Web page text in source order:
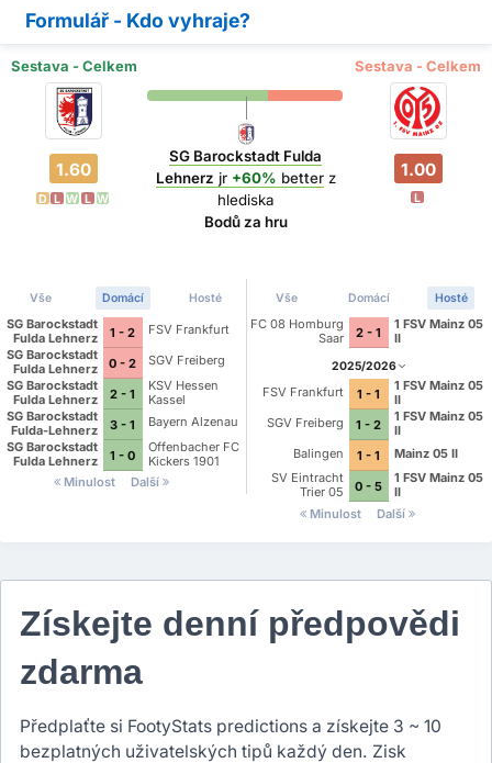
Formulář - Kdo vyhraje?
Sestava - Celkem Sestava - Celkem
1.60
D L W L W
SG Barockstadt Fulda
Lehnerz jr +60% betterz
hlediska
Bodů za hru
1.00
L
Vše Domácí Hosté
SG Barockstadt
Fulda Lehnerz
1 - 2
FSV Frankfurt
SG Barockstadt
Fulda Lehnerz
0 - 2
SGV Freiberg
SG Barockstadt
Fulda Lehnerz
2 - 1
KSV Hessen
Kassel
SG Barockstadt
Fulda-Lehnerz
3 - 1
Bayern Alzenau
SG Barockstadt
Fulda Lehnerz
1 - 0
Offenbacher FC
Kickers 1901
Minulost
Další
Vše Domácí Hosté
FC 08 Homburg
Saar
2 - 1
1 FSV Mainz 05
II
2025/2026
FSV Frankfurt 1 - 1
1 FSV Mainz 05
II
SGV Freiberg
1 - 2
1 FSV Mainz 05
II
Balingen
1 - 1
Mainz 05 II
SV Eintracht
Trier 05
0 - 5
1 FSV Mainz 05
II
Minulost
Další
Získejte denní předpovědi
zdarma
Předplaťte si FootyStats predictions a získejte 3 ~ 10
bezplatných uživatelských tipů každý den. Zisk